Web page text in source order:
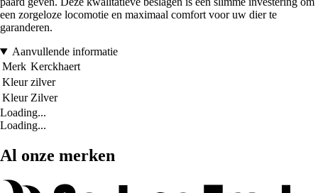
een zorgeloze locomotie en maximaal comfort voor uw dier te
garanderen.
Aanvullende informatie
Merk Kerckhaert
Kleur zilver
Kleur Zilver
Loading...
Loading...
Al onze merken